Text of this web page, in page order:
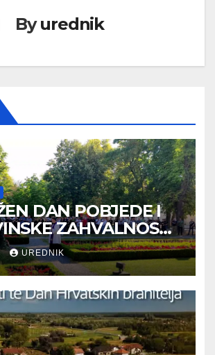
Byurednik
DAN POBJEDE I
ZAHVALNOSTI
UREDNIK